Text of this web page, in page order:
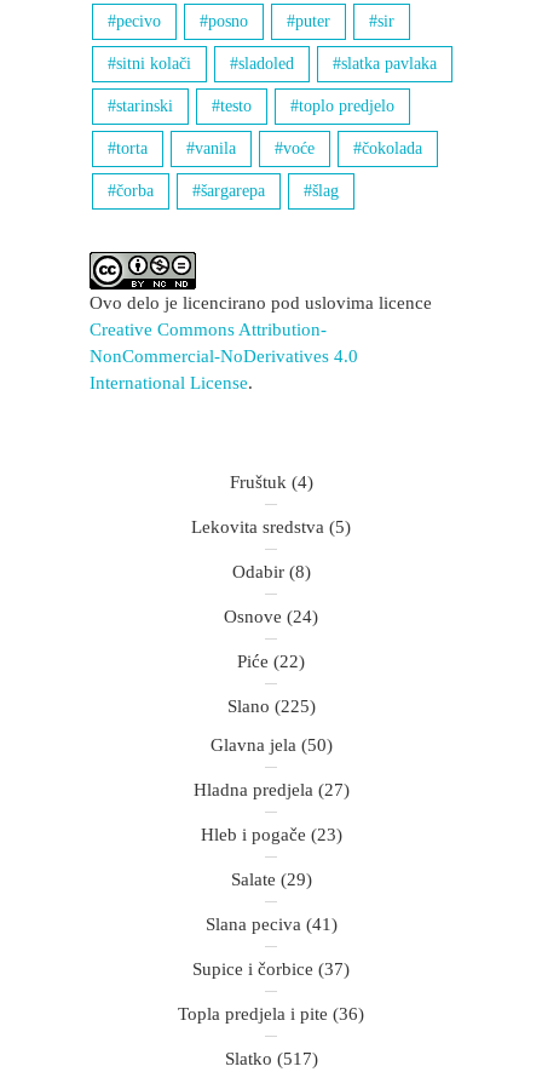
pecivo posno puter sir
sitni kolači sladoled slatka pavlaka
starinski testo toplo predjelo
torta vanila voće čokolada
čorba šargarepa šlag
Ovo delo je licencirano pod uslovima licence
Creative Commons Attribution-
NonCommercial-NoDerivatives 4.0
International License.
Fruštuk(4)
Lekovita sredstva (5)
Odabir(8)
Osnove (24)
Piće (22)
Slano (225)
Glavna jela(50)
Hladna predjela(27)
Hleb i pogače (23)
Salate (29)
Slana peciva(41)
Supice i čorbice (37)
Topla predjela i pite (36)
Slatko (517)